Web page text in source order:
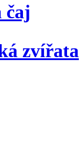
čaj
zvířata